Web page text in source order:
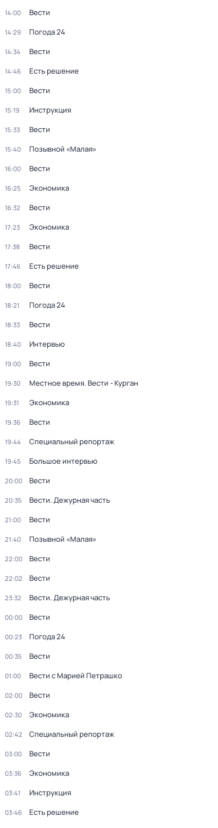
14:00 Вести
14:29 Погода 24
14:34 Вести
14:46 Есть решение
15:00 Вести
15:19 Инструкция
15:33 Вести
15:40 Позывной «Малая»
16:00 Вести
16:25 Экономика
16:32 Вести
17:23 Экономика
17:38 Вести
17:46 Есть решение
18:00 Вести
18:21 Погода 24
18:33 Вести
18:40 Интервью
19:00 Вести
19:30 Местное время. Вести - Курган
19:31 Экономика
19:36 Вести
19:44 Специальный репортаж
19:45 Большое интервью
20:00 Вести
20:35 Вести. Дежурная часть
21:00 Вести
21:40 Позывной «Малая»
22:00 Вести
22:02 Вести
23:32 Вести. Дежурная часть
00:00 Вести
00:23 Погода 24
00:35 Вести
01:00 Вести с Марией Петрашко
02:00 Вести
02:30 Экономика
02:42 Специальный репортаж
03:00 Вести
03:36 Экономика
03:41 Инструкция
03:46 Есть решение